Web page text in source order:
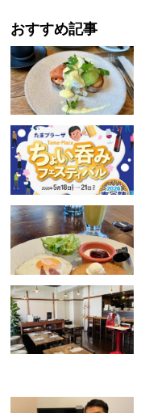
おすすめ記事